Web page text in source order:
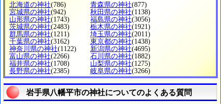
北海道の神社(786) 青森県の神社(877)
宮城県の神社(942) 秋田県の神社(1138)
山形県の神社(1743) 福島県の神社(3056)
茨城県の神社(2483) 栃木県の神社(1921)
群馬県の神社(1211) 埼玉県の神社(2011)
千葉県の神社(3162) 東京都の神社(1438)
神奈川県の神社(1122) 新潟県の神社(4695)
富山県の神社(2266) 石川県の神社(1882)
福井県の神社(1708) 山梨県の神社(1275)
長野県の神社(2385) 岐阜県の神社(3266)
岩手県八幡平市の神社についてのよくある質問